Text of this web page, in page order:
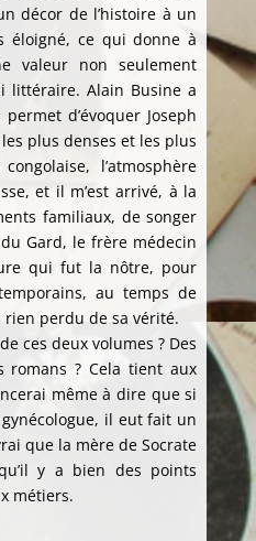
décor de l’histoire à un
éloigné, ce qui donne à
valeur non seulement
littéraire. Alain Busine a
d’évoquer Joseph
plus denses et les plus
l’atmosphère
et il m’est arrivé, à la
familiaux, de songer
Gard, le frère médecin
qui fut la nôtre, pour
au temps de
rien perdu de sa vérité.
ces deux volumes ? Des
romans ? Cela tient aux
même à dire que si
il eut fait un
que la mère de Socrate
y a bien des points
métiers.